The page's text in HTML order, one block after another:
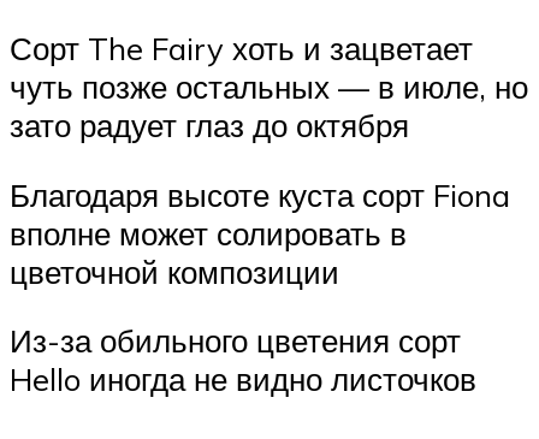
Сорт The Fairy хоть и зацветает
чуть позже остальных — в июле, но
зато радует глаз до октября
Благодаря высоте куста сорт Fiona
вполне может солировать в
цветочной композиции
Из-за обильного цветения сорт
Hello иногда не видно листочков